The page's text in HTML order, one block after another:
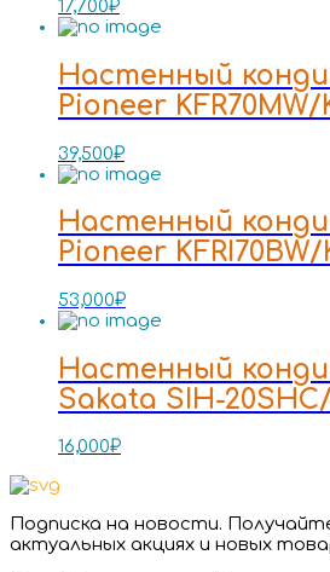
17,700₽
Настенный
Pioneer KFR70MW/
39,500₽
Настенный
Pioneer KFRI70BW/
53,000₽
Настенный
Sakata SIH-
16,000₽
Подписка на новости.
актуальных акциях и новых